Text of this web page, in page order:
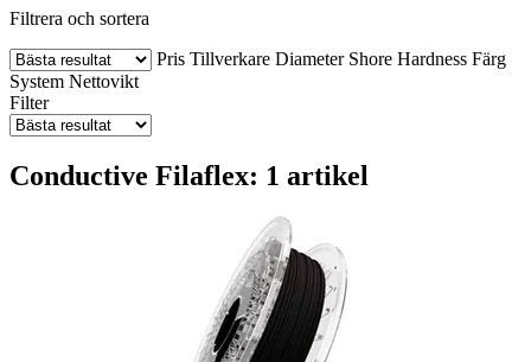
Filtrera och sortera
Pris Tillverkare Diameter Shore Hardness Färg
System Nettovikt
Filter
Conductive Filaflex: 1 artikel